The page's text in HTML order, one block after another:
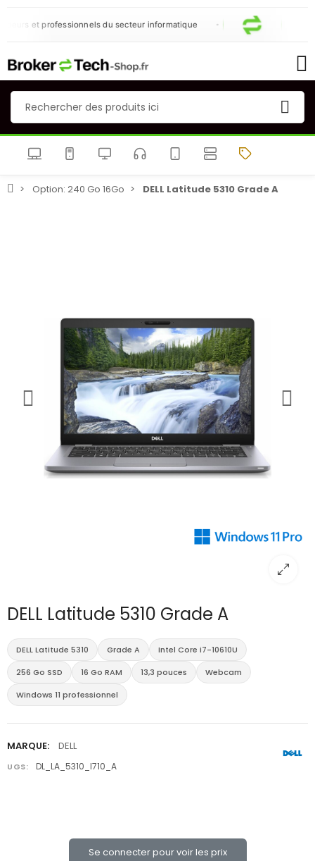
et professionnels du secteur informatique
Option: 240 Go 16Go DELL Latitude 5310 Grade A
DELL Latitude 5310 Grade A
DELL Latitude 5310 Grade A
Intel Core i7-10610U
256 Go SSD
16 Go RAM 13,3 pouces
Webcam
Windows 11 professionnel
MARQUE: DELL
UGS: DL_LA_5310_I710_A
Se connecter pour voir les prix